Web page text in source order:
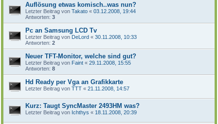
Auflösung etwas komisch..was nun?
Letzter Beitrag von Takato « 03.12.2008, 19:44
Antworten: 3
Pc an Samsung LCD Tv
Letzter Beitrag von DeLord « 30.11.2008, 10:33
Antworten: 2
Neuer TFT-Monitor, welche sind gut?
Letzter Beitrag von Faint « 29.11.2008, 15:55
Antworten: 8
Hd Ready per Vga an Grafikkarte
Letzter Beitrag von TTT « 21.11.2008, 14:57
Kurz: Taugt SyncMaster 2493HM was?
Letzter Beitrag von Ichthys « 18.11.2008, 20:39